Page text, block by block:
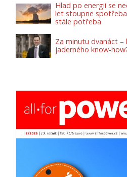
Hlad po energii se
let stoupne
stále potřeba
Za minutu dvanáct –
jaderného know-